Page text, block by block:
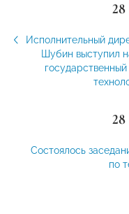
28
Исполнительный
Шубин выступил
28
Состоялось
по